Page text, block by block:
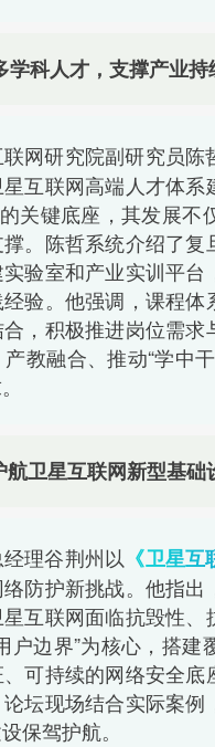
学科人才，支撑产业持
网研究院副研究员陈
互联网高端人才体
关键底座，其发展
。陈哲系统介绍了
验室和产业实训平
验。他强调，课程
，积极推进岗位需
教融合、推动“学中
航卫星互联网新型基础
理谷荆州以 《卫星
防护新挑战。他指
互联网面临抗毁性
户边界”为核心，搭
可持续的网络安全
坛现场结合实际案
保驾护航。